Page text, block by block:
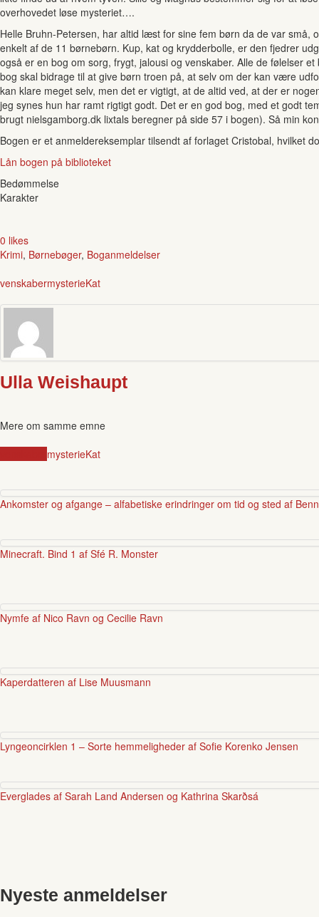
overhovedet løse mysteriet….
Helle Bruhn-Petersen, har altid læst for sine fem børn da de var
enkelt af de 11 børnebørn. Kup, kat og krydderbolle, er den fjedrer
også er en bog om sorg, frygt, jalousi og venskaber. Alle de følelser
bog skal bidrage til at give børn troen på, at selv om der kan være
kan klare meget selv, men det er vigtigt, at de altid ved, at der er
jeg synes hun har ramt rigtigt godt. Det er en god bog, med et godt
brugt nielsgamborg.dk lixtals beregner på side 57 i bogen). Så min
Bogen er et anmeldereksemplar tilsendt af forlaget Cristobal, hvilket
Lån bogen på biblioteket
Bedømmelse
Karakter
0 likes
Krimi, Børnebøger, Boganmeldelser
venskabermysterieKat
Ulla Weishaupt
Mere om samme emne
mysterieKat
Ankomster og afgange – alfabetiske erindringer om tid og sted af
Minecraft. Bind 1 af Sfé R. Monster
Nymfe af Nico Ravn og Cecilie Ravn
Kaperdatteren af Lise Muusmann
Lyngeoncirklen 1 – Sorte hemmeligheder af Sofie Korenko Jensen
Everglades af Sarah Land Andersen og Kathrina Skarðsá
Nyeste anmeldelser